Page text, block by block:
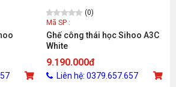
(0)
Mã SP :
Ghế công thái học Sihoo A3C
White
9.190.000đ
Liên hệ: 0379.657.657